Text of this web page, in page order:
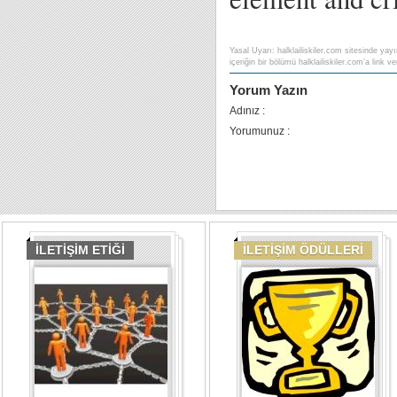
Yasal Uyarı: halklailiskiler.com sitesinde
içeriğin bir bölümü halklailiskiler.com’a link
Yorum Yazın
Adınız :
Yorumunuz :
İLETİŞİM ETİĞİ İLETİŞİM ÖDÜLLERİ